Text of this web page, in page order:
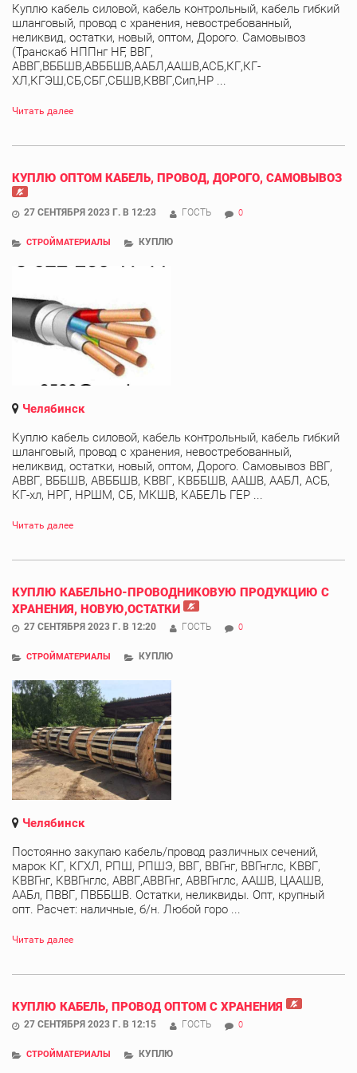
Куплю кабель силовой, кабель контрольный, кабель гибкий
шланговый, провод с хранения, невостребованный,
неликвид, остатки, новый, оптом, Дорого. Самовывоз
(Транскаб НППнг HF, ВВГ,
АВВГ,ВББШВ,АВББШВ,ААБЛ,ААШВ,АСБ,КГ,КГ-
ХЛ,КГЭШ,СБ,СБГ,СБШВ,КВВГ,Сип,НР ...
Читать далее
КУПЛЮ ОПТОМ КАБЕЛЬ, ПРОВОД, ДОРОГО, САМОВЫВОЗ
27 СЕНТЯБРЯ 2023 Г. В 12:23 ГОСТЬ 0
СТРОЙМАТЕРИАЛЫ КУПЛЮ
Челябинск
Куплю кабель силовой, кабель контрольный, кабель гибкий
шланговый, провод с хранения, невостребованный,
неликвид, остатки, новый, оптом, Дорого. Самовывоз ВВГ,
АВВГ, ВББШВ, АВББШВ, КВВГ, КВББШВ, ААШВ, ААБЛ, АСБ,
КГ-хл, НРГ, НРШМ, СБ, МКШВ, КАБЕЛЬ ГЕР ...
Читать далее
КУПЛЮ КАБЕЛЬНО-ПРОВОДНИКОВУЮ ПРОДУКЦИЮ С
ХРАНЕНИЯ, НОВУЮ,ОСТАТКИ
27 СЕНТЯБРЯ 2023 Г. В 12:20 ГОСТЬ 0
СТРОЙМАТЕРИАЛЫ КУПЛЮ
Челябинск
Постоянно закупаю кабель/провод различных сечений,
марок КГ, КГХЛ, РПШ, РПШЭ, ВВГ, ВВГнг, ВВГнглс, КВВГ,
КВВГнг, КВВГнглс, АВВГ,АВВГнг, АВВГнглс, ААШВ, ЦААШВ,
ААБл, ПВВГ, ПВББШВ. Остатки, неликвиды. Опт, крупный
опт. Расчет: наличные, б/н. Любой горо ...
Читать далее
КУПЛЮ КАБЕЛЬ, ПРОВОД ОПТОМ С ХРАНЕНИЯ
27 СЕНТЯБРЯ 2023 Г. В 12:15 ГОСТЬ 0
СТРОЙМАТЕРИАЛЫ КУПЛЮ